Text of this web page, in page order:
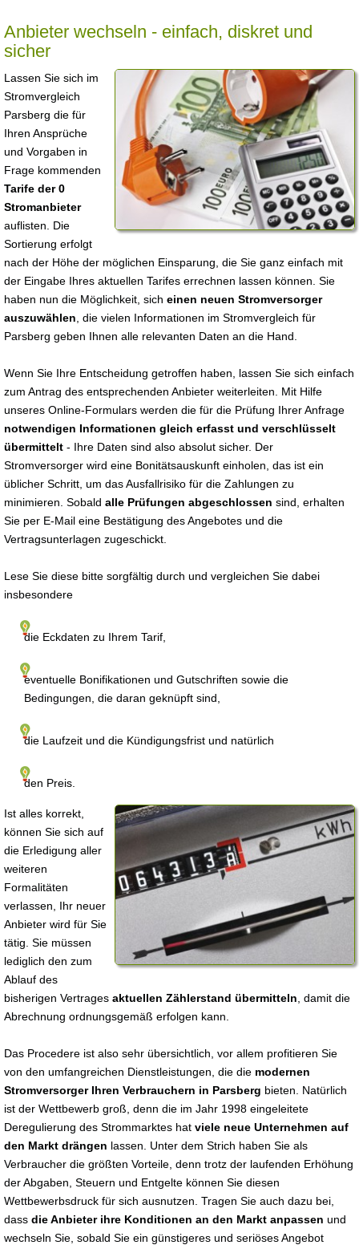
Anbieter wechseln - einfach, diskret und
sicher
Lassen Sie sich im
Stromvergleich
Parsberg die für
Ihren Ansprüche
und Vorgaben in
Frage kommenden
Tarife der 0
Stromanbieter
auflisten. Die
Sortierung erfolgt
nach der Höhe der möglichen Einsparung, die Sie ganz einfach mit
der Eingabe Ihres aktuellen Tarifes errechnen lassen können. Sie
haben nun die Möglichkeit, sich einen neuen Stromversorger
auszuwählen , die vielen Informationen im Stromvergleich für
Parsberg geben Ihnen alle relevanten Daten an die Hand.
Wenn Sie Ihre Entscheidung getroffen haben, lassen Sie sich einfach
zum Antrag des entsprechenden Anbieter weiterleiten. Mit Hilfe
unseres Online-Formulars werden die für die Prüfung Ihrer Anfrage
notwendigen Informationen gleich erfasst und verschlüsselt
übermittelt - Ihre Daten sind also absolut sicher. Der
Stromversorger wird eine Bonitätsauskunft einholen, das ist ein
üblicher Schritt, um das Ausfallrisiko für die Zahlungen zu
minimieren. Sobald alle Prüfungen abgeschlossen sind, erhalten
Sie per E-Mail eine Bestätigung des Angebotes und die
Vertragsunterlagen zugeschickt.
Lese Sie diese bitte sorgfältig durch und vergleichen Sie dabei
insbesondere
die Eckdaten zu Ihrem Tarif,
eventuelle Bonifikationen und Gutschriften sowie die
Bedingungen, die daran geknüpft sind,
die Laufzeit und die Kündigungsfrist und natürlich
den Preis.
Ist alles korrekt,
können Sie sich auf
die Erledigung aller
weiteren
Formalitäten
verlassen, Ihr neuer
Anbieter wird für Sie
tätig. Sie müssen
lediglich den zum
Ablauf des
bisherigen Vertrages aktuellen Zählerstand übermitteln , damit die
Abrechnung ordnungsgemäß erfolgen kann.
Das Procedere ist also sehr übersichtlich, vor allem profitieren Sie
von den umfangreichen Dienstleistungen, die die modernen
Stromversorger Ihren Verbrauchern in Parsberg bieten. Natürlich
ist der Wettbewerb groß, denn die im Jahr 1998 eingeleitete
Deregulierung des Strommarktes hat viele neue Unternehmen auf
den Markt drängen lassen. Unter dem Strich haben Sie als
Verbraucher die größten Vorteile, denn trotz der laufenden Erhöhung
der Abgaben, Steuern und Entgelte können Sie diesen
Wettbewerbsdruck für sich ausnutzen. Tragen Sie auch dazu bei,
dass die Anbieter ihre Konditionen an den Markt anpassen und
wechseln Sie, sobald Sie ein günstigeres und seriöses Angebot